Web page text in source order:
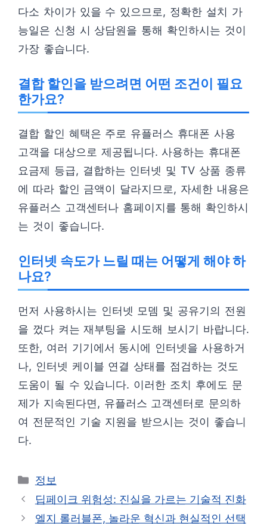
다소 차이가 있을 수 있으므로, 정확한 설치 가
능일은 신청 시 상담원을 통해 확인하시는 것이
가장 좋습니다.
결합 할인을 받으려면 어떤 조건이 필요
한가요?
결합 할인 혜택은 주로 유플러스 휴대폰 사용
고객을 대상으로 제공됩니다. 사용하는 휴대폰
요금제 등급, 결합하는 인터넷 및 TV 상품 종류
에 따라 할인 금액이 달라지므로, 자세한 내용은
유플러스 고객센터나 홈페이지를 통해 확인하시
는 것이 좋습니다.
인터넷 속도가 느릴 때는 어떻게 해야 하
나요?
먼저 사용하시는 인터넷 모뎀 및 공유기의 전원
을 껐다 켜는 재부팅을 시도해 보시기 바랍니다.
또한, 여러 기기에서 동시에 인터넷을 사용하거
나, 인터넷 케이블 연결 상태를 점검하는 것도
도움이 될 수 있습니다. 이러한 조치 후에도 문
제가 지속된다면, 유플러스 고객센터로 문의하
여 전문적인 기술 지원을 받으시는 것이 좋습니
다.
카
테
정보
딥페이크 위험성: 진실을 가르는 기술적 진화
엘지 롤러블폰, 놀라운 혁신과 현실적인 선택